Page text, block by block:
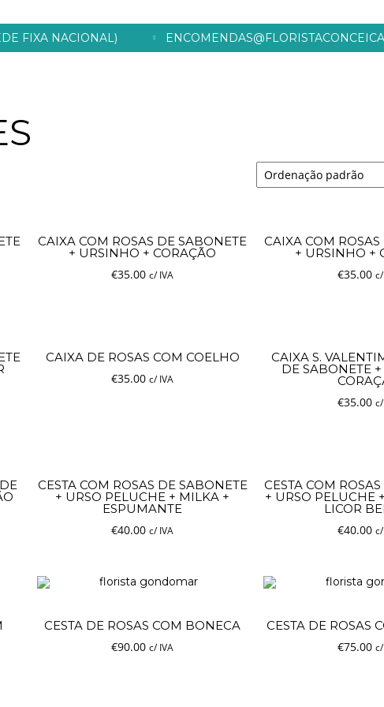
NO PORTO!
FIXA NACIONAL)
CAIXA COM ROSAS DE SABONETE
+ URSINHO + CORAÇÃO
€35.00 c/ IVA
CAIXA COM
+ URSINHO +
€35.00
CAIXA DE ROSAS COM COELHO
€35.00 c/ IVA
CAIXA S.
DE SABONETE
€35.00 c/
CESTA COM ROSAS DE SABONETE
+ URSO PELUCHE + MILKA +
ESPUMANTE
€40.00 c/ IVA
CESTA COM
+ URSO PELUCHE
LICOR
€40.00 c/
CESTA DE ROSAS COM BONECA
€90.00 c/ IVA
CESTA DE ROSAS
€75.00 c/